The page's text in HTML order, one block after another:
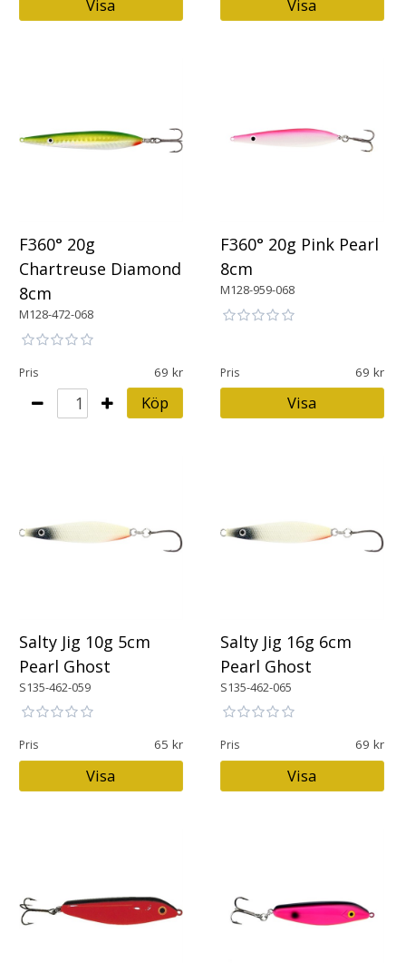
Visa Visa
F360° 20g
Chartreuse Diamond
8cm
M128-472-068
Pris 69
Köp
F360° 20g Pink Pearl
8cm
M128-959-068
Pris 69
Visa
Salty Jig 10g 5cm
Pearl Ghost
S135-462-059
Pris 65
Visa
Salty Jig 16g 6cm
Pearl Ghost
S135-462-065
Pris 69
Visa